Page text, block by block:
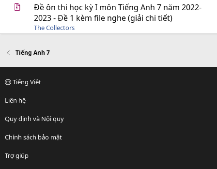
Đề ôn thi học kỳ I môn Tiếng Anh 7 năm 2022-
2023 - Đề 1 kèm file nghe (giải chi tiết)
The Collectors
Tiếng Anh 7
Tiếng Việt
Liên hệ
Quy định và Nội quy
Chính sách bảo mật
Trợ giúp